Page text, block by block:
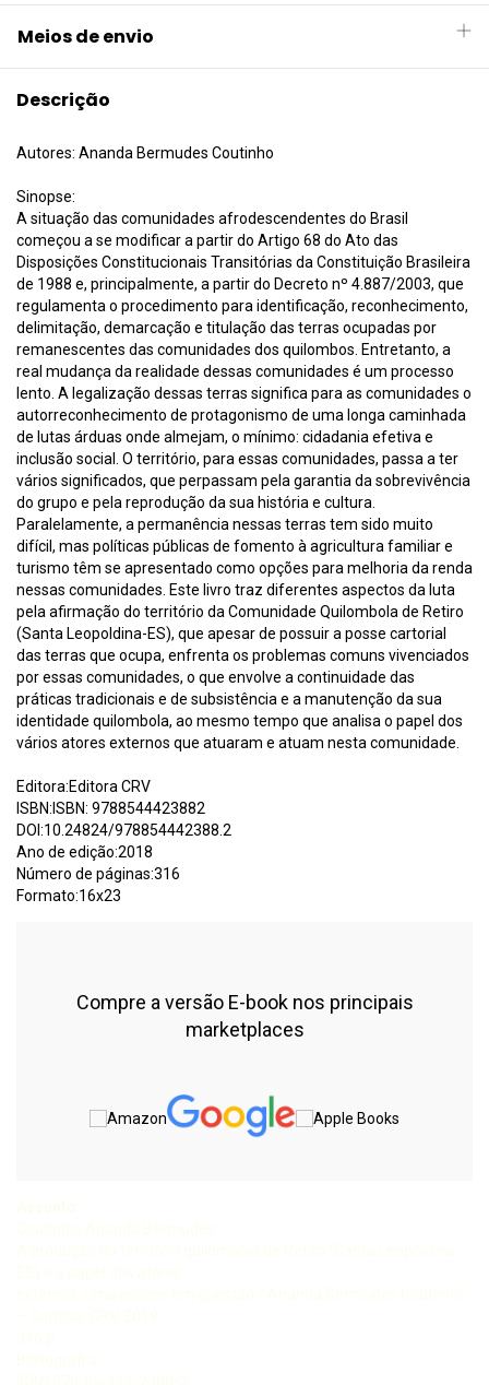
Meios de envio
Descrição
Autores: Ananda Bermudes Coutinho
Sinopse:
A situação das comunidades afrodescendentes do Brasil
começou a se modificar a partir do Artigo 68 do Ato das
Disposições Constitucionais Transitórias da Constituição Brasileira
de 1988 e, principalmente, a partir do Decreto nº 4.887/2003, que
regulamenta o procedimento para identificação, reconhecimento,
delimitação, demarcação e titulação das terras ocupadas por
remanescentes das comunidades dos quilombos. Entretanto, a
real mudança da realidade dessas comunidades é um processo
lento. A legalização dessas terras significa para as comunidades o
autorreconhecimento de protagonismo de uma longa caminhada
de lutas árduas onde almejam, o mínimo: cidadania efetiva e
inclusão social. O território, para essas comunidades, passa a ter
vários significados, que perpassam pela garantia da sobrevivência
do grupo e pela reprodução da sua história e cultura.
Paralelamente, a permanência nessas terras tem sido muito
difícil, mas políticas públicas de fomento à agricultura familiar e
turismo têm se apresentado como opções para melhoria da renda
nessas comunidades. Este livro traz diferentes aspectos da luta
pela afirmação do território da Comunidade Quilombola de Retiro
(Santa Leopoldina-ES), que apesar de possuir a posse cartorial
das terras que ocupa, enfrenta os problemas comuns vivenciados
por essas comunidades, o que envolve a continuidade das
práticas tradicionais e de subsistência e a manutenção da sua
identidade quilombola, ao mesmo tempo que analisa o papel dos
vários atores externos que atuaram e atuam nesta comunidade.
Editora:Editora CRV
ISBN:ISBN: 9788544423882
DOI:10.24824/978854442388.2
Ano de edição:2018
Número de páginas:316
Formato:16x23
Compre a versão E-book nos principais
marketplaces